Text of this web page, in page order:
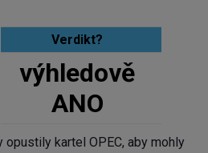
Verdikt?
výhledově
ANO
kartel OPEC, aby mohly